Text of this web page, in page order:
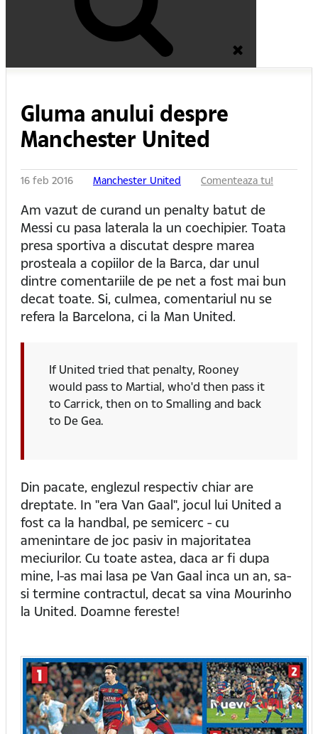
Gluma anului despre
Manchester United
16 feb 2016 Manchester United Comenteaza tu!
Am vazut de curand un penalty batut de
Messi cu pasa laterala la un coechipier. Toata
presa sportiva a discutat despre marea
prosteala a copiilor de la Barca, dar unul
dintre comentariile de pe net a fost mai bun
decat toate. Si, culmea, comentariul nu se
refera la Barcelona, ci la Man United.
If United tried that penalty, Rooney
would pass to Martial, who'd then pass it
to Carrick, then on to Smalling and back
to De Gea.
Din pacate, englezul respectiv chiar are
dreptate. In "era Van Gaal", jocul lui United a
fost ca la handbal, pe semicerc - cu
amenintare de joc pasiv in majoritatea
meciurilor. Cu toate astea, daca ar fi dupa
mine, l-as mai lasa pe Van Gaal inca un an, sa-
si termine contractul, decat sa vina Mourinho
la United. Doamne fereste!